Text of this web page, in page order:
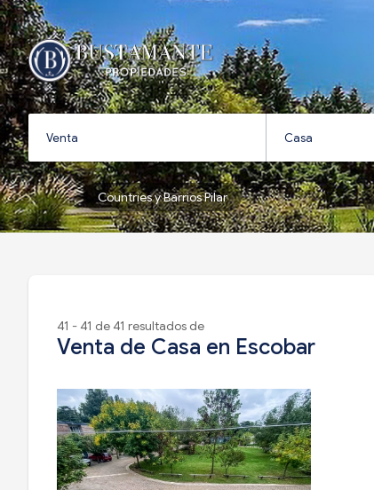
Countries y Barrios Pilar
41 - 41 de 41 resultados de
Venta de Casa en Escobar